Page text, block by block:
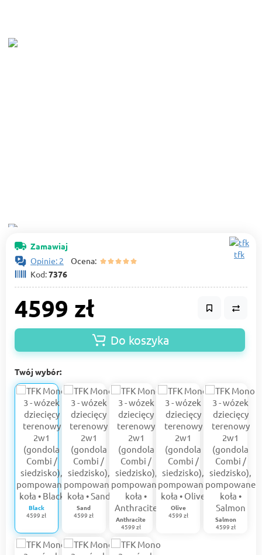
Zamawiaj
Opinie: 2 Ocena:
Kod:7376
tfk
4599 zł
Do koszyka
Twój wybór:
Black
4599 zł
Sand
4599 zł
Anthracite
4599 zł
Olive
4599 zł
Salmon
4599 zł